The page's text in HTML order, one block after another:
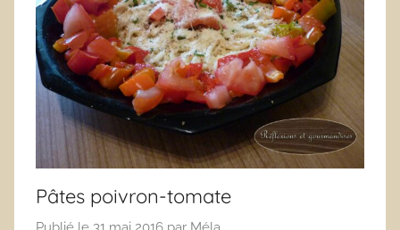
Pâtes poivron-tomate